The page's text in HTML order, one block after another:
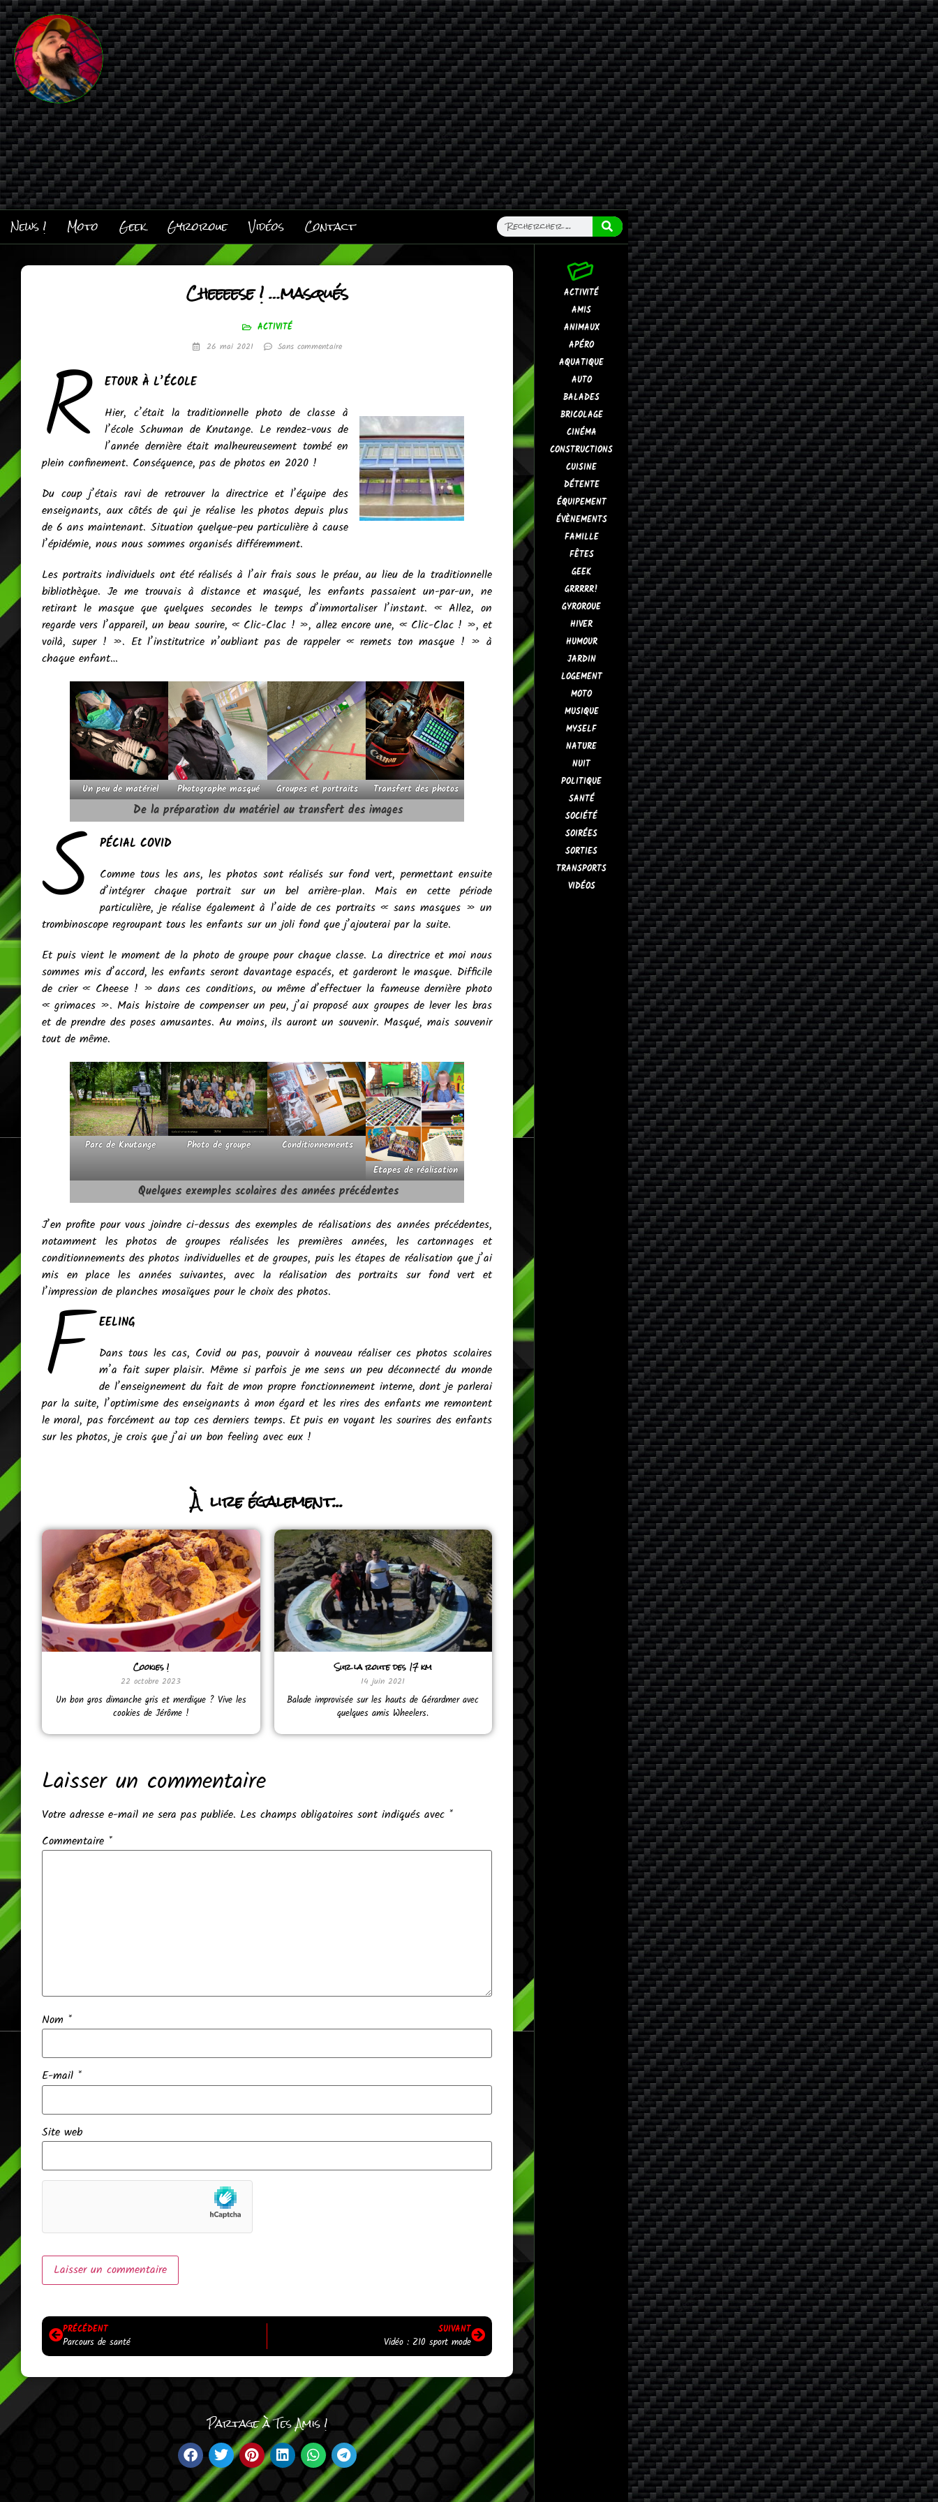
News ! Moto Geek Gyroroue Vidéos Contact
Cheeeese ! …masqués
ACTIVITÉ
26 mai 2021
Sans commentaire
R
ETOUR À L’ÉCOLE
Hier, c’était la traditionnelle photo de classe à
l’école Schuman de Knutange. Le rendez-vous de
l’année dernière était malheureusement tombé en
plein confinement. Conséquence, pas de photos en 2020 !
Du coup j’étais ravi de retrouver la directrice et l’équipe des
enseignants, aux côtés de qui je réalise les photos depuis plus
de 6 ans maintenant. Situation quelque-peu particulière à cause
l’épidémie, nous nous sommes organisés différemment.
Les portraits individuels ont été réalisés à l’air frais sous le préau, au lieu de la traditionnelle
bibliothèque. Je me trouvais à distance et masqué, les enfants passaient un-par-un, ne
retirant le masque que quelques secondes le temps d’immortaliser l’instant. « Allez, on
regarde vers l’appareil, un beau sourire, « Clic-Clac ! », allez encore une, « Clic-Clac ! », et
voilà, super ! ». Et l’institutrice n’oubliant pas de rappeler « remets ton masque ! » à
chaque enfant…
Un peu de matériel Photographe masqué Groupes et portraits Transfert des photos
De la préparation du matériel au transfert des images
S PÉCIAL COVID
Comme tous les ans, les photos sont réalisés sur fond vert, permettant ensuite
d’intégrer chaque portrait sur un bel arrière-plan. Mais en cette période
particulière, je réalise également à l’aide de ces portraits « sans masques » un
trombinoscope regroupant tous les enfants sur un joli fond que j’ajouterai par la suite.
Et puis vient le moment de la photo de groupe pour chaque classe. La directrice et moi nous
sommes mis d’accord, les enfants seront davantage espacés, et garderont le masque. Difficile
de crier « Cheese ! » dans ces conditions, ou même d’effectuer la fameuse dernière photo
« grimaces ». Mais histoire de compenser un peu, j’ai proposé aux groupes de lever les bras
et de prendre des poses amusantes. Au moins, ils auront un souvenir. Masqué, mais souvenir
tout de même.
Parc de Knutange Photo de groupe
Conditionnements
Etapes de réalisation
Quelques exemples scolaires des années précédentes
J’en profite pour vous joindre ci-dessus des exemples de réalisations des années précédentes,
notamment les photos de groupes réalisées les premières années, les cartonnages et
conditionnements des photos individuelles et de groupes, puis les étapes de réalisation que j’ai
mis en place les années suivantes, avec la réalisation des portraits sur fond vert et
l’impression de planches mosaïques pour le choix des photos.
F EELING
Dans tous les cas, Covid ou pas, pouvoir à nouveau réaliser ces photos scolaires
m’a fait super plaisir. Même si parfois je me sens un peu déconnecté du monde
de l’enseignement du fait de mon propre fonctionnement interne, dont je parlerai
par la suite, l’optimisme des enseignants à mon égard et les rires des enfants me remontent
le moral, pas forcément au top ces derniers temps. Et puis en voyant les sourires des enfants
sur les photos, je crois que j’ai un bon feeling avec eux !
À lire également...
Cookies !
22 octobre 2023
Un bon gros dimanche gris et merdique ? Vive les
cookies de Jérôme !
Sur la route des 17 km
14 juin 2021
Balade improvisée sur les hauts de Gérardmer avec
quelques amis Wheelers.
Laisser un commentaire
Votre adresse e-mail ne sera pas publiée. Les champs obligatoires sont indiqués avec *
Commentaire *
Nom *
E-mail *
Site web
PRÉCÉDENT
Parcours de santé
SUIVANT
Vidéo : Z10 sport mode
Partage à Tes Amis !
ACTIVITÉ
AMIS
ANIMAUX
APÉRO
AQUATIQUE
AUTO
BALADES
BRICOLAGE
CINÉMA
CONSTRUCTIONS
CUISINE
DÉTENTE
ÉQUIPEMENT
ÉVÈNEMENTS
FAMILLE
FÊTES
GEEK
GRRRRR!
GYROROUE
HIVER
HUMOUR
JARDIN
LOGEMENT
MOTO
MUSIQUE
MYSELF
NATURE
NUIT
POLITIQUE
SANTÉ
SOCIÉTÉ
SOIRÉES
SORTIES
TRANSPORTS
VIDÉOS